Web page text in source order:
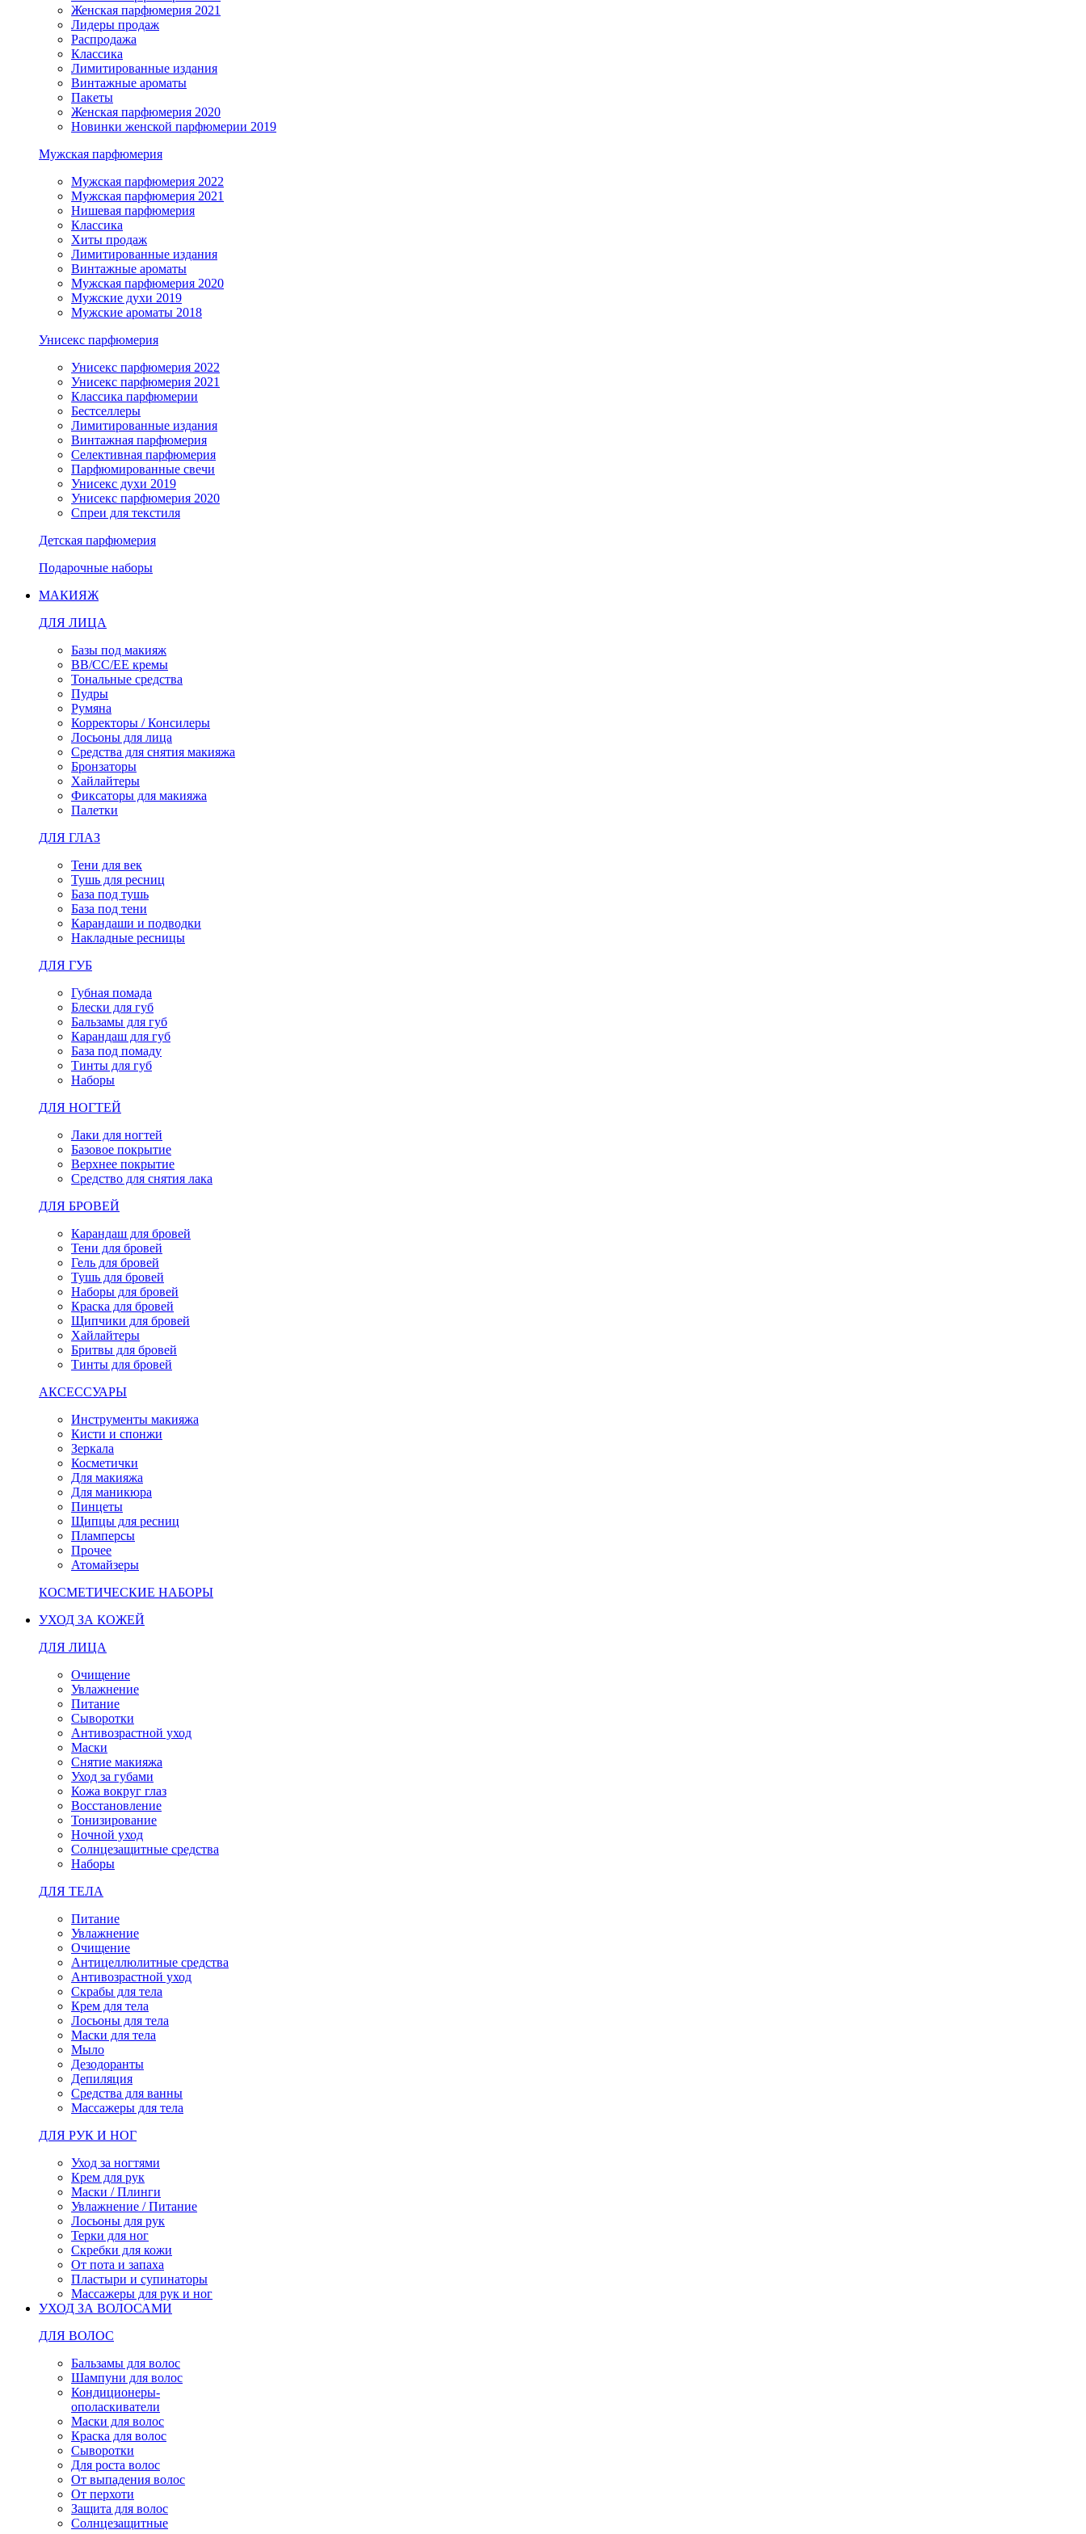
Женская парфюмерия 2021
Лидеры продаж
Распродажа
Классика
Лимитированные издания
Винтажные ароматы
Пакеты
Женская парфюмерия 2020
Новинки женской парфюмерии 2019
Мужская парфюмерия
Мужская парфюмерия 2022
Мужская парфюмерия 2021
Нишевая парфюмерия
Классика
Хиты продаж
Лимитированные издания
Винтажные ароматы
Мужская парфюмерия 2020
Мужские духи 2019
Мужские ароматы 2018
Унисекс парфюмерия
Унисекс парфюмерия 2022
Унисекс парфюмерия 2021
Классика парфюмерии
Бестселлеры
Лимитированные издания
Винтажная парфюмерия
Селективная парфюмерия
Парфюмированные свечи
Унисекс духи 2019
Унисекс парфюмерия 2020
Спреи для текстиля
Детская парфюмерия
Подарочные наборы
МАКИЯЖ
ДЛЯ ЛИЦА
Базы под макияж
BB/CC/EE кремы
Тональные средства
Пудры
Румяна
Корректоры / Консилеры
Лосьоны для лица
Средства для снятия макияжа
Бронзаторы
Хайлайтеры
Фиксаторы для макияжа
Палетки
ДЛЯ ГЛАЗ
Тени для век
Тушь для ресниц
База под тушь
База под тени
Карандаши и подводки
Накладные ресницы
ДЛЯ ГУБ
Губная помада
Блески для губ
Бальзамы для губ
Карандаш для губ
База под помаду
Тинты для губ
Наборы
ДЛЯ НОГТЕЙ
Лаки для ногтей
Базовое покрытие
Верхнее покрытие
Средство для снятия лака
ДЛЯ БРОВЕЙ
Карандаш для бровей
Тени для бровей
Гель для бровей
Тушь для бровей
Наборы для бровей
Краска для бровей
Щипчики для бровей
Хайлайтеры
Бритвы для бровей
Тинты для бровей
АКСЕССУАРЫ
Инструменты макияжа
Кисти и спонжи
Зеркала
Косметички
Для макияжа
Для маникюра
Пинцеты
Щипцы для ресниц
Пламперсы
Прочее
Атомайзеры
КОСМЕТИЧЕСКИЕ НАБОРЫ
УХОД ЗА КОЖЕЙ
ДЛЯ ЛИЦА
Очищение
Увлажнение
Питание
Сыворотки
Антивозрастной уход
Маски
Снятие макияжа
Уход за губами
Кожа вокруг глаз
Восстановление
Тонизирование
Ночной уход
Солнцезащитные средства
Наборы
ДЛЯ ТЕЛА
Питание
Увлажнение
Очищение
Антицеллюлитные средства
Антивозрастной уход
Скрабы для тела
Крем для тела
Лосьоны для тела
Маски для тела
Мыло
Дезодоранты
Депиляция
Средства для ванны
Массажеры для тела
ДЛЯ РУК И НОГ
Уход за ногтями
Крем для рук
Маски / Плинги
Увлажнение / Питание
Лосьоны для рук
Терки для ног
Скребки для кожи
От пота и запаха
Пластыри и супинаторы
Массажеры для рук и ног
УХОД ЗА ВОЛОСАМИ
ДЛЯ ВОЛОС
Бальзамы для волос
Шампуни для волос
Кондиционеры-
ополаскиватели
Маски для волос
Краска для волос
Сыворотки
Для роста волос
От выпадения волос
От перхоти
Защита для волос
Солнцезащитные